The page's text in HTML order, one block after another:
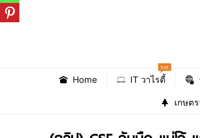
Home IT วาไรตี้
hot
เกษต